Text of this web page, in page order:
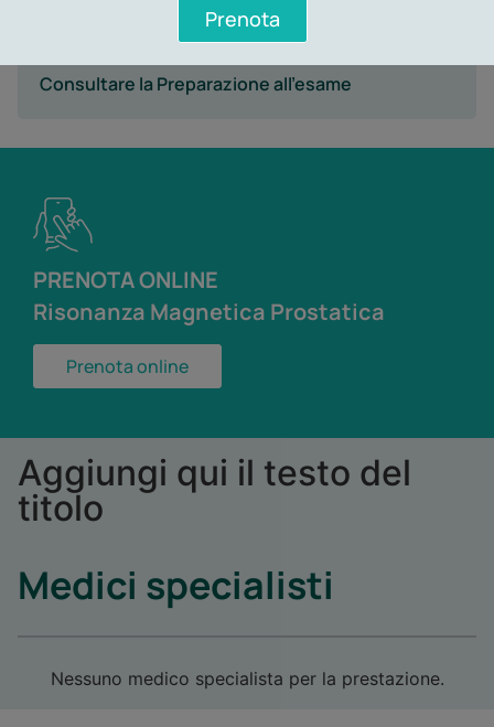
Consultare la Preparazione all’esame
PRENOTA ONLINE
Risonanza Magnetica Prostatica
Prenota online
Aggiungi qui il testo del
titolo
Medici specialisti
Nessuno medico specialista per la prestazione.
Prenota